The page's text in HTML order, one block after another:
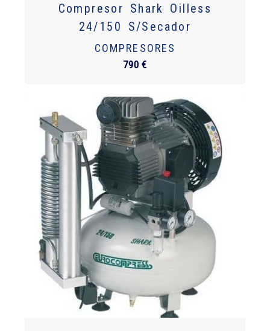
Compresor Shark Oilless
24/150 S/Secador
COMPRESORES
790 €